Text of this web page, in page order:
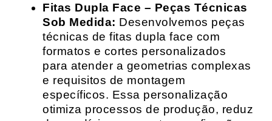
Fitas Dupla Face – Peças Técnicas
Sob Medida: Desenvolvemos peças
técnicas de fitas dupla face com
formatos e cortes personalizados
para atender a geometrias complexas
e requisitos de montagem
específicos. Essa personalização
otimiza processos de produção, reduz